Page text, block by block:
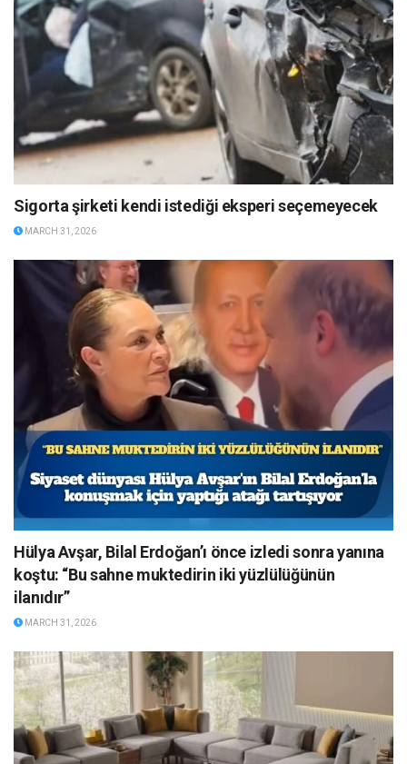
Sigorta şirketi kendi istediği eksperi seçemeyecek
MARCH 31, 2026
Hülya Avşar, Bilal Erdoğan’ı önce izledi sonra yanına
koştu: “Bu sahne muktedirin iki yüzlülüğünün
ilanıdır”
MARCH 31, 2026